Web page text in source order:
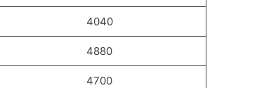
4040
4880
4700